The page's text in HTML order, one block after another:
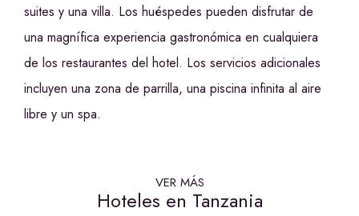
suites y una villa. Los huéspedes pueden disfrutar de
una magnífica experiencia gastronómica en cualquiera
de los restaurantes del hotel. Los servicios adicionales
incluyen una zona de parrilla, una piscina infinita al aire
libre y un spa.
VER MÁS
Hoteles en Tanzania